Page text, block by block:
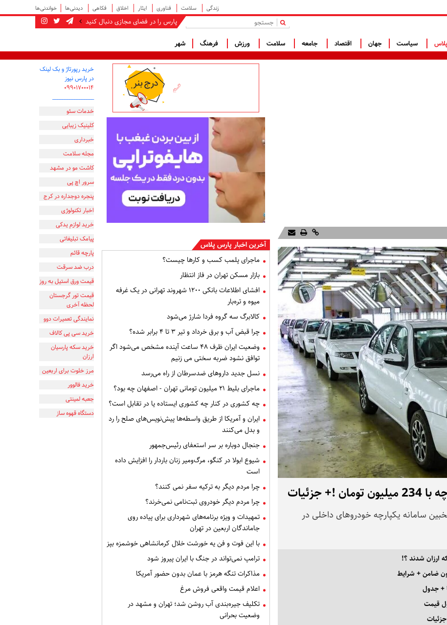
زندگی سلامت فناوری ایثار اخلاق فکاهی دیدنی‌ها خواندنی‌ها
پارس را در فضای مجازی دنبال کنید |
سیاست جهان اقتصاد جامعه سلامت ورزش فرهنگ شهر
سامانه یکپارچه خودروهای داخلی در
ارزان شدند ؟!
ضامن + شرایط
+ جدول
آخرین اخبار پارس پلاس
ماجرای پلمب کسب و کارها چیست؟
بازار مسکن تهران در فاز انتظار
افشای اطلاعات بانکی ۱۲۰۰ شهروند تهرانی در یک غرفه
میوه و تره‌بار
کالابرگ سه گروه فردا شارژ می‌شود
چرا قبض آب و برق خرداد و تیر ۳ تا ۴ برابر شده؟
وضعیت ایران ظرف ۴۸ ساعت آینده مشخص می‌شود اگر
توافق نشود ضربه سختی می زنیم
نسل جدید داروهای ضدسرطان از راه می‌رسد
ماجرای بلیط ۲۱ میلیون تومانی تهران - اصفهان چه بود؟
چه کشوری در کنار چه کشوری ایستاده یا در تقابل است؟
ایران و آمریکا از طریق واسطه‌ها پیش‌نویس‌های صلح را رد
و بدل می‌کنند
جنجال دوباره بر سر استعفای رئیس‌جمهور
شیوع ابولا در کنگو، مرگ‌ومیر زنان باردار را افزایش داده
است
چرا مردم دیگر به ترکیه سفر نمی کنند؟
چرا مردم دیگر خودروی ثبت‌نامی نمی‌خرند؟
تمهیدات و ویژه برنامه‌های شهرداری برای پیاده روی
جاماندگان اربعین در تهران
با این فوت و فن یه خورشت خلال کرمانشاهی خوشمزه بپز
ترامپ نمی‌تواند در جنگ با ایران پیروز شود
مذاکرات تنگه هرمز با عمان بدون حضور آمریکا
اعلام قیمت واقعی فروش مرغ
تکلیف جیره‌بندی آب روشن شد؛ تهران و مشهد در
وضعیت بحرانی
خرید رپورتاژ و بک لینک
در پارس نیوز
۰۹۹۰۱۷۰۰۰۱۴
_________________
خدمات سئو
کلینیک زیبایی
خبرداری
مجله سلامت
کاشت مو در مشهد
سرور اچ پی
پنجره دوجداره در کرج
اخبار تکنولوژی
خرید لوازم یدکی
پیامک تبلیغاتی
پارچه قائم
درب ضد سرقت
قیمت ورق استیل به روز
قیمت تور گرجستان
لحظه آخری
نمایندگی تعمیرات دوو
خرید سی پی کالاف
خرید سکه پارسیان
ارزان
مرز خلوت برای اربعین
خرید فالوور
جعبه لمینتی
دستگاه قهوه ساز